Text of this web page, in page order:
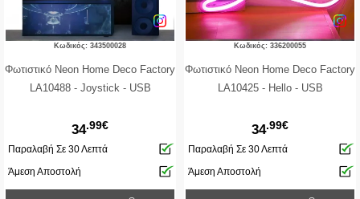
Κωδικός: 343500028
Φωτιστικό Neon Home Deco Factory
LA10488 - Joystick - USB
34.99€
Παραλαβή Σε 30 Λεπτά
Άμεση Αποστολή
Κωδικός: 336200055
Φωτιστικό Neon Home Deco Factory
LA10425 - Hello - USB
34.99€
Παραλαβή Σε 30 Λεπτά
Άμεση Αποστολή